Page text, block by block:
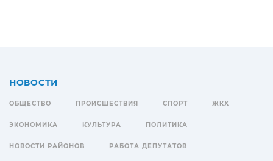
НОВОСТИ
ОБЩЕСТВО ПРОИСШЕСТВИЯ СПОРТ ЖКХ
ЭКОНОМИКА КУЛЬТУРА ПОЛИТИКА
НОВОСТИ РАЙОНОВ РАБОТА ДЕПУТАТОВ